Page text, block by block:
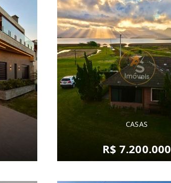
CASAS
R$ 7.200.000